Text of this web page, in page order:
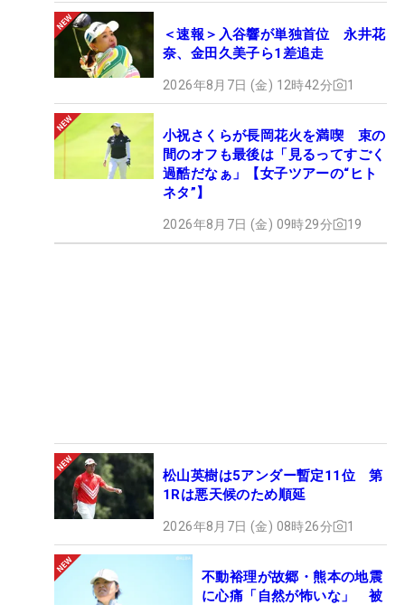
＜速報＞入谷響が単独首位 永井花
奈、金田久美子ら1差追走
2026年8月7日 (金) 12時42分 1
小祝さくらが長岡花火を満喫 束の
間のオフも最後は「見るってすごく
過酷だなぁ」【女子ツアーの“ヒト
ネタ”】
2026年8月7日 (金) 09時29分 19
松山英樹は5アンダー暫定11位 第
1Rは悪天候のため順延
2026年8月7日 (金) 08時26分 1
不動裕理が故郷・熊本の地震
に心痛「自然が怖いな」 被